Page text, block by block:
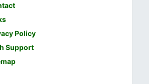
Policy
Support